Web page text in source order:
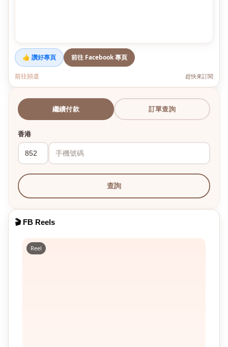
👍 讚好專頁 前往 Facebook 專頁
前往頻道 趕快來訂閱
繼續付款 訂單查詢
香港
查詢
🎬 FB Reels
Reel